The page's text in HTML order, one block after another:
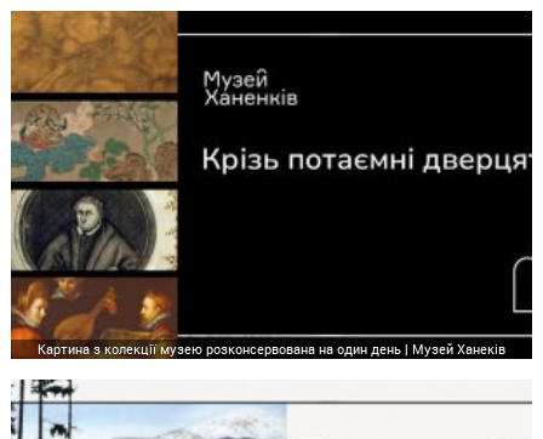
Картина з колекції музею розконсервована на один день | Музей Ханеків